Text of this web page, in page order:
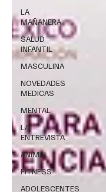
LA
MAÑANERA
SALUD
INFANTIL
MASCULINA
NOVEDADES
MEDICAS
MENTAL
LA
ENTREVISTA
ANIMAL
FITNESS
ADOLESCENTES